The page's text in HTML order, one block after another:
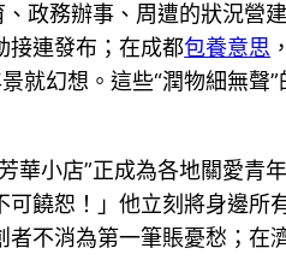
政務辦事、周遭的狀況營
接連發布；在成都包養意思
就幻想。這些“潤物細無聲
華小店”正成為各地關愛青
饒恕！」他立刻將身邊所
者不消為第一筆賬憂愁；在